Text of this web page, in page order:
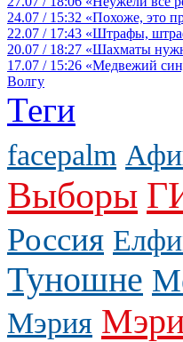
24.07 / 15:32 «Похоже, это
22.07 / 17:43 «Штрафы,
20.07 / 18:27 «Шахматы
17.07 / 15:26 «Медвежий
Волгу
Теги
facepalm
Выборы
Россия
Туношне
Мэрия